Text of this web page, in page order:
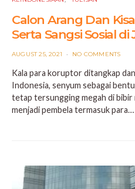
Calon Arang Dan
Serta Sangsi Sosial di
POSTED
AUGUST 25, 2021 NO COMMENTS
Kala para koruptor ditangkap
Indonesia, senyum sebagai
tetap tersungging megah di bibir
menjadi pembela termasuk para…